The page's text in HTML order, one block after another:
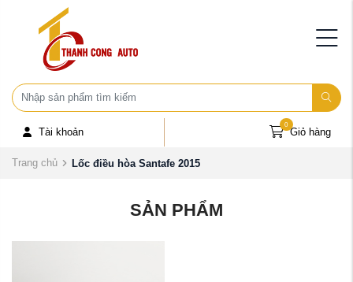
Tài khoản Giỏ hàng
0
Trang chủ Lốc điều hòa Santafe 2015
SẢN PHẨM